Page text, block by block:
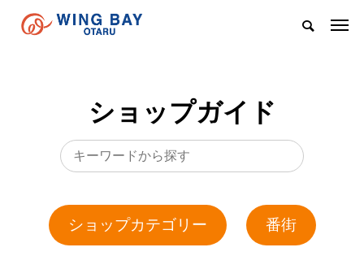
ショップガイド
ショップカテゴリー 番街